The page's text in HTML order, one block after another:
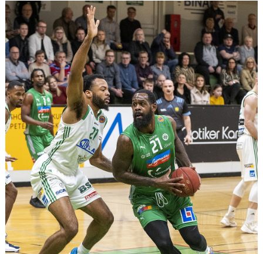
UNGDOMSSEKTIONEN
MEDIA
ALF HÅKANSSONS MINNESFOND